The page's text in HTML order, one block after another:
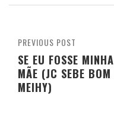
PREVIOUS POST
SE EU FOSSE MINHA
MÃE (JC SEBE BOM
MEIHY)